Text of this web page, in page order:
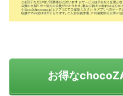
お得な